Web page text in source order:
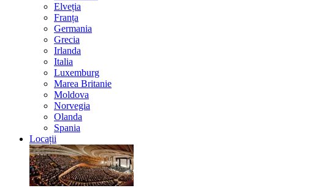
Elveția
Franța
Germania
Grecia
Irlanda
Italia
Luxemburg
Marea Britanie
Moldova
Norvegia
Olanda
Spania
Locații